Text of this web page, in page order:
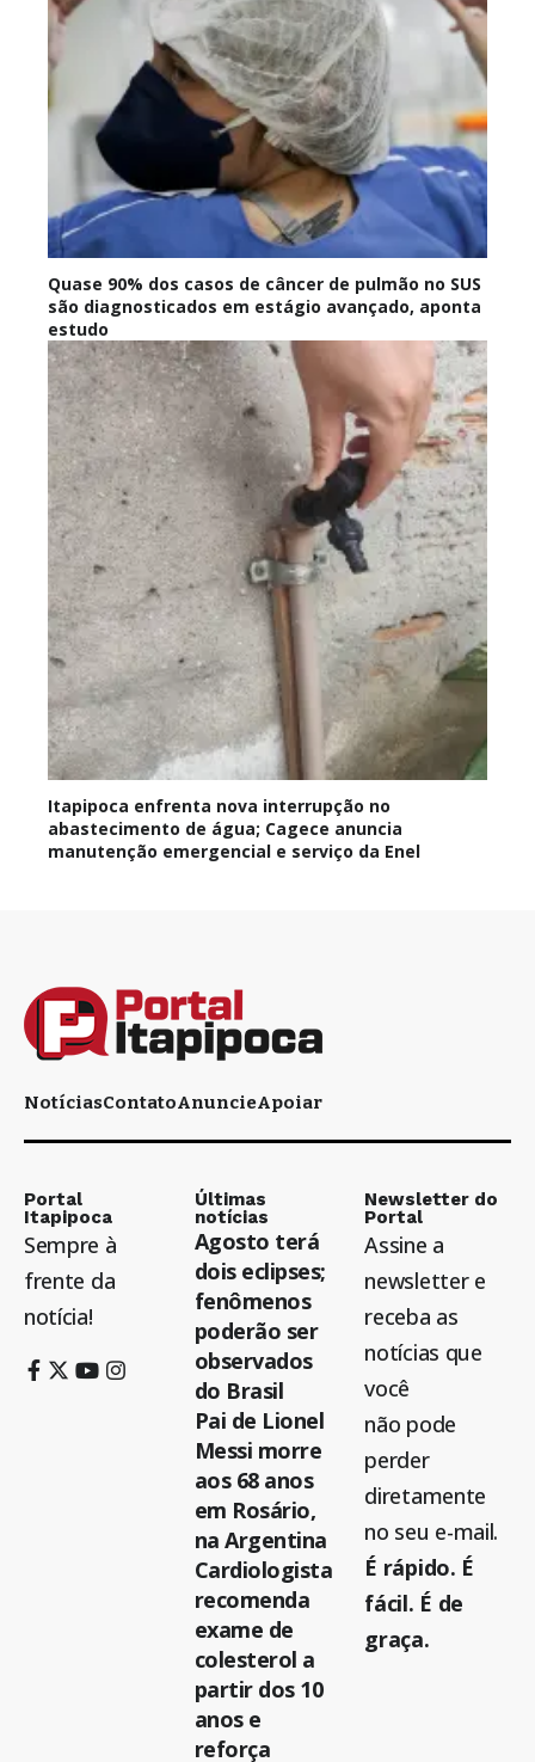
Quase 90% dos casos de câncer de pulmão no SUS
são diagnosticados em estágio avançado, aponta
estudo
Itapipoca enfrenta nova interrupção no
abastecimento de água; Cagece anuncia
manutenção emergencial e serviço da Enel
NotíciasContatoAnuncieApoiar
Portal
Itapipoca
Sempre à
frente da
notícia!
Últimas
notícias
Agosto terá
dois eclipses;
fenômenos
poderão ser
observados
do Brasil
Pai de Lionel
Messi morre
aos 68 anos
em Rosário,
na Argentina
Cardiologista
recomenda
exame de
colesterol a
partir dos 10
anos e
reforça
Newsletter do
Portal
Assine a
newsletter e
receba as
notícias que
você
não pode
perder
diretamente
no seu e-mail.
É rápido. É
fácil. É de
graça.